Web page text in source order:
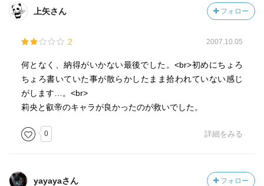
上矢さん フォロー
2 2007.10.05
何となく、納得がいかない最後でした。<br>初めにちょろ
ちょろ書いていた事が散らかしたまま拾われていない感じ
がします…。<br>
莉央と叡帝のキャラが良かったのが救いでした。
0 詳細をみる
yayayaさん フォロー